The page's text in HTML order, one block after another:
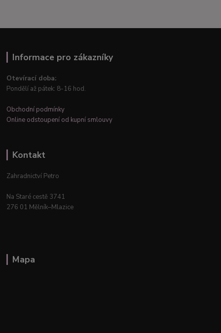
Informace pro zákazníky
Otevírací doba:
Pondělí až pátek: 8-16 hod.
Obchodní podmínky
Online odstoupení od kupní smlouvy
Kontakt
Zahradnictví Petro
Na Staré cestě 3741
276 01 Mělník–Mlazice
Mapa